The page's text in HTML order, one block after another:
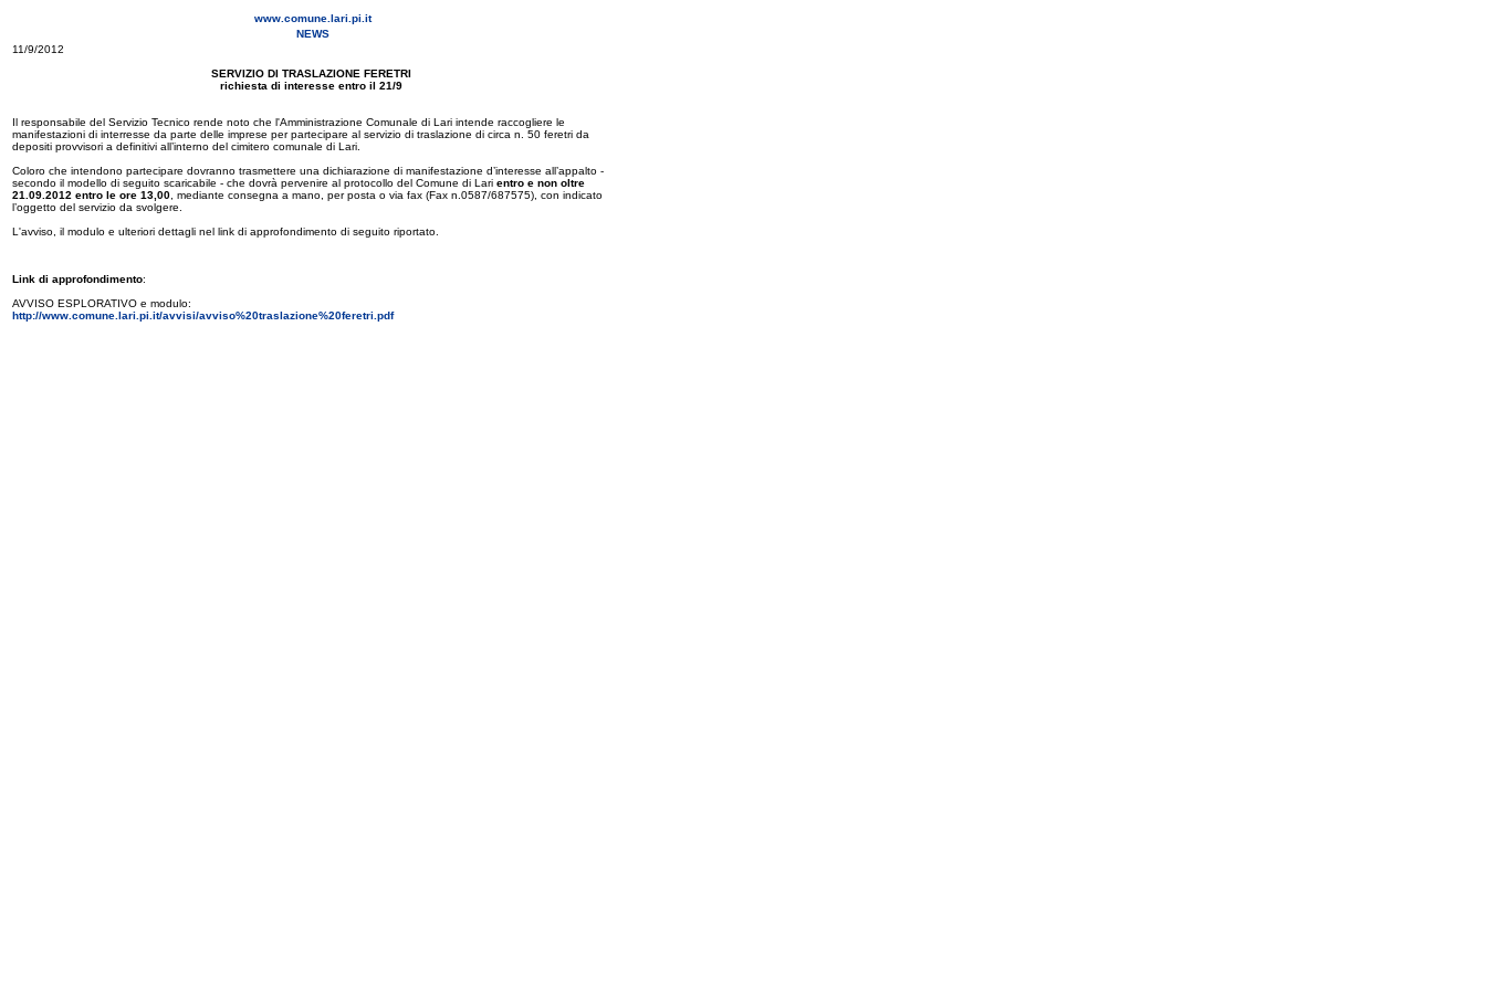
www.comune.lari.pi.it
NEWS
11/9/2012
SERVIZIO DI TRASLAZIONE FERETRI
richiesta di interesse entro il 21/9
Il responsabile del Servizio Tecnico rende noto che l'Amministrazione Comunale di Lari intende raccogliere le
manifestazioni di interresse da parte delle imprese per partecipare al servizio di traslazione di circa n. 50 feretri da
depositi provvisori a definitivi all’interno del cimitero comunale di Lari.
Coloro che intendono partecipare dovranno trasmettere una dichiarazione di manifestazione d’interesse all’appalto -
secondo il modello di seguito scaricabile - che dovrà pervenire al protocollo del Comune di Lari entro e non oltre
21.09.2012 entro le ore 13,00 , mediante consegna a mano, per posta o via fax (Fax n.0587/687575), con indicato
l’oggetto del servizio da svolgere.
L'avviso, il modulo e ulteriori dettagli nel link di approfondimento di seguito riportato.
Link di approfondimento:
AVVISO ESPLORATIVO e modulo:
http://www.comune.lari.pi.it/avvisi/avviso%20traslazione%20feretri.pdf